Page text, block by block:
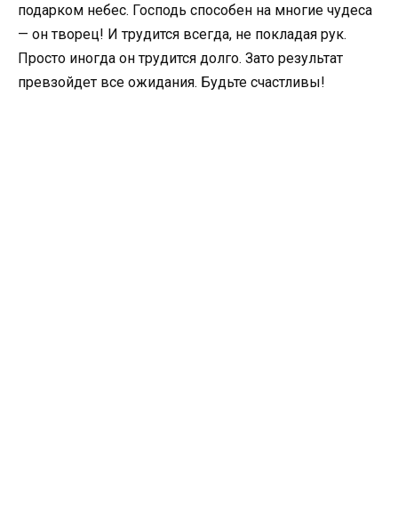
подарком небес. Господь способен на многие чудеса
— он творец! И трудится всегда, не покладая рук.
Просто иногда он трудится долго. Зато результат
превзойдет все ожидания. Будьте счастливы!